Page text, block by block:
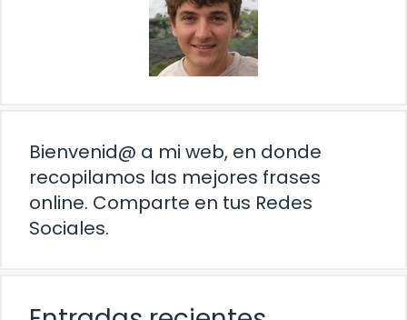
Bienvenid@ a mi web, en donde
recopilamos las mejores frases
online. Comparte en tus Redes
Sociales.